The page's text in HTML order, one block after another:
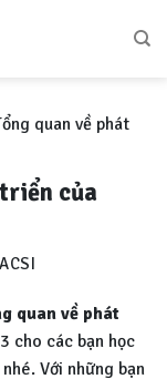
quan về phát
của
quan về phát
cho các bạn học
Với những bạn